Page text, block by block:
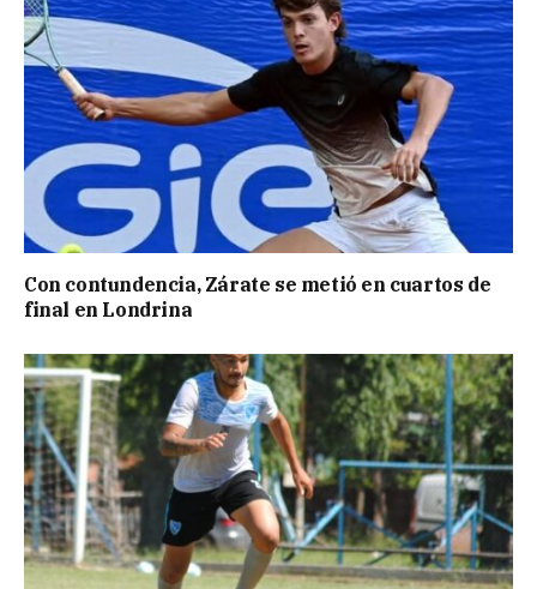
Con contundencia, Zárate se metió en cuartos de
final en Londrina